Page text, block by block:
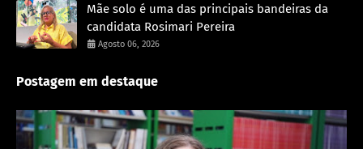
Mãe solo é uma das principais bandeiras da
candidata Rosimari Pereira
Agosto 06, 2026
Postagem em destaque